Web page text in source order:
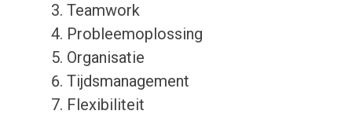
Teamwork
Probleemoplossing
Organisatie
Tijdsmanagement
Flexibiliteit